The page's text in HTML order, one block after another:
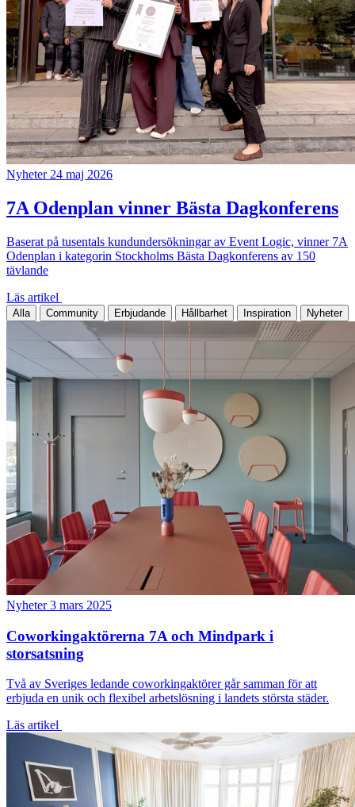
Nyheter 24 maj 2026
7A Odenplan vinner Bästa Dagkonferens
Baserat på tusentals kundundersökningar av Event Logic, vinner 7A
Odenplan i kategorin Stockholms Bästa Dagkonferens av 150
tävlande
Läs artikel
Alla Community Erbjudande Hållbarhet Inspiration Nyheter
Nyheter 3 mars 2025
Coworkingaktörerna 7A och Mindpark i
storsatsning
Två av Sveriges ledande coworkingaktörer går samman för att
erbjuda en unik och flexibel arbetslösning i landets största städer.
Läs artikel